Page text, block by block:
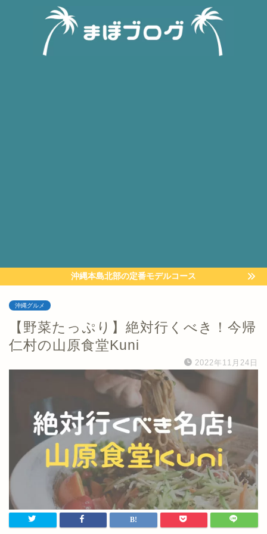
沖縄本島北部の定番モデルコース
沖縄グルメ
【野菜たっぷり】絶対行くべき！今帰
仁村の山原食堂Kuni
2022年11月24日